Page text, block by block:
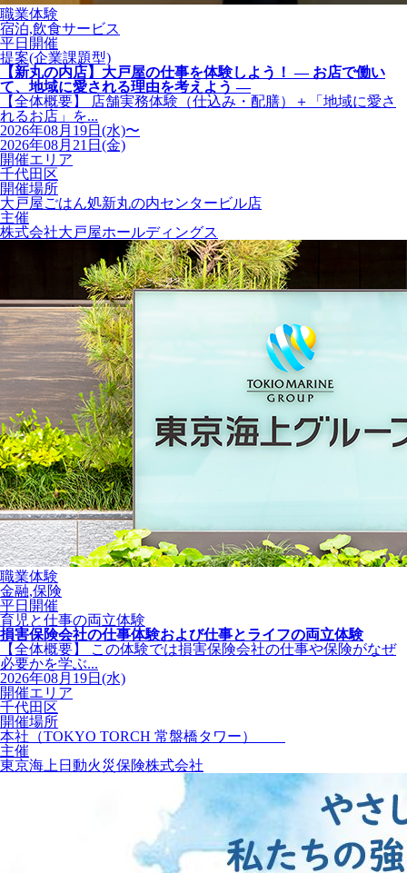
職業体験
宿泊,飲食サービス
平日開催
提案(企業課題型)
【新丸の内店】大戸屋の仕事を体験しよう！ ― お店で働い
て、地域に愛される理由を考えよう ―
【全体概要】 店舗実務体験（仕込み・配膳）＋「地域に愛さ
れるお店」を...
2026年08月19日(水)〜
2026年08月21日(金)
開催エリア
千代田区
開催場所
大戸屋ごはん処新丸の内センタービル店
主催
株式会社大戸屋ホールディングス
職業体験
金融,保険
平日開催
育児と仕事の両立体験
損害保険会社の仕事体験および仕事とライフの両立体験
【全体概要】 この体験では損害保険会社の仕事や保険がなぜ
必要かを学ぶ...
2026年08月19日(水)
開催エリア
千代田区
開催場所
本社（TOKYO TORCH 常盤橋タワー）
主催
東京海上日動火災保険株式会社